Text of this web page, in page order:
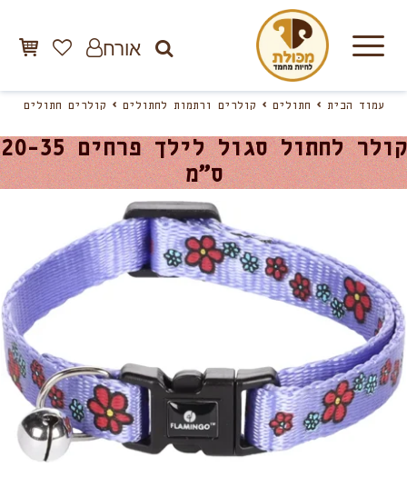
אורח
עמוד הבית חתולים קולרים ורתמות לחתולים קולרים חתולים
קולר לחתול סגול לילך פרחים 20-35
ס”מ